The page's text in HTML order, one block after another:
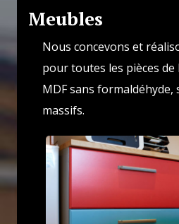
Meubles
Nous concevons et
pour toutes les pièces de
MDF sans
massifs.